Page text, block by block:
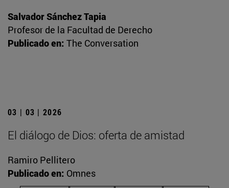
Salvador Sánchez Tapia
Profesor de la Facultad de Derecho
Publicado en: The Conversation
03 | 03 | 2026
El diálogo de Dios: oferta de amistad
Ramiro Pellitero
Publicado en: Omnes